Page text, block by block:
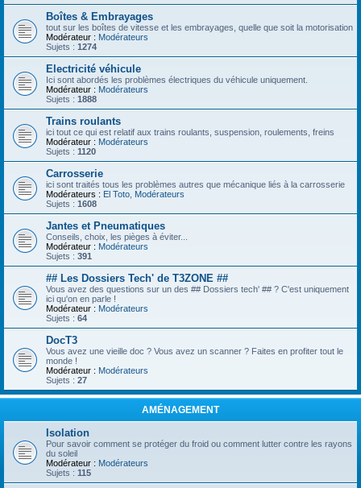
Boîtes & Embrayages
tout sur les boîtes de vitesse et les embrayages, quelle que soit la motorisation
Modérateur : Modérateurs
Sujets : 1274
Electricité véhicule
Ici sont abordés les problèmes électriques du véhicule uniquement.
Modérateur : Modérateurs
Sujets : 1888
Trains roulants
ici tout ce qui est relatif aux trains roulants, suspension, roulements, freins
Modérateur : Modérateurs
Sujets : 1120
Carrosserie
ici sont traités tous les problèmes autres que mécanique liés à la carrosserie
Modérateurs : El Toto Modérateurs
Sujets : 1608
Jantes et Pneumatiques
Conseils, choix, les pièges à éviter...
Modérateur : Modérateurs
Sujets : 391
## Les Dossiers Tech' de T3ZONE ##
Vous avez des questions sur un des ## Dossiers tech' ## ? C'est uniquement
ici qu'on en parle !
Modérateur : Modérateurs
Sujets : 64
DocT3
Vous avez une vieille doc ? Vous avez un scanner ? Faites en profiter tout le
monde !
Modérateur : Modérateurs
Sujets : 27
AMÉNAGEMENT
Isolation
Pour savoir comment se protéger du froid ou comment lutter contre les rayons
du soleil
Modérateur : Modérateurs
Sujets : 115